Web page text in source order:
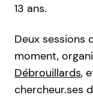
13 ans.
Deux sessions
moment,
Débrouillards,
chercheur.ses